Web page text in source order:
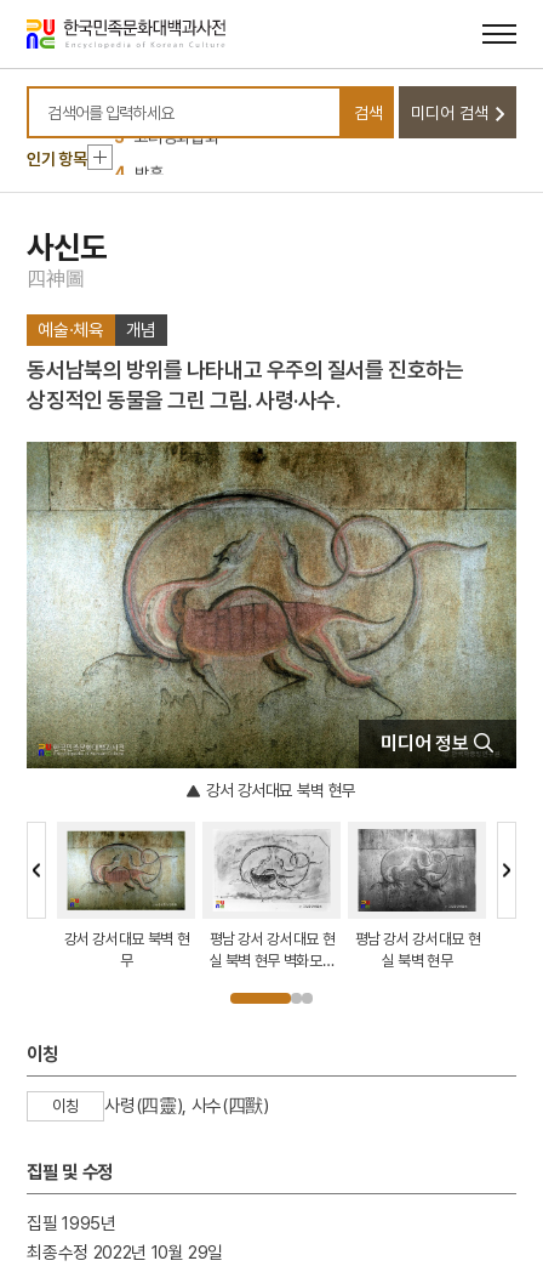
바로가기
바로가기
검색어를 입력하세요
검색 미디어 검색
인기 항목
1 정운유
2 북조선임시인민위원회
3 고려영화협회
5 석왕사 호지문
경주 첨성대
10 고산서원
1 정운유
2 북조선임시인민위원회
3 고려영화협회
4 박훈
5 석왕사 호지문
6 신위
7 완당전집
8 주석
9 경주 첨성대
10 고산서원
사신도
四神圖
예술·체육 개념
동서남북의 방위를 나타내고 우주의 질서를 진호하는
상징적인 동물을 그린 그림. 사령·사수.
미디어 정보
강서 강서대묘 북벽 현무
강서 강서대묘 북벽 현
무
평남 강서 강서대묘 현
실 북벽 현무 벽화모사
평남 강서 강서대묘 현
실 북벽 현무
이칭
이칭 사령(四靈), 사수(四獸)
집필 및 수정
집필 1995년
최종수정 2022년 10월 29일